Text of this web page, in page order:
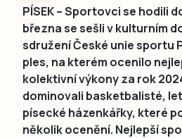
PÍSEK – Sportovci se hodili
března se sešli v kulturním
sdružení České unie sportu
ples, na kterém ocenilo
kolektivní výkony za rok
dominovali basketbalisté,
písecké házenkářky, které
několik ocenění. Nejlepší